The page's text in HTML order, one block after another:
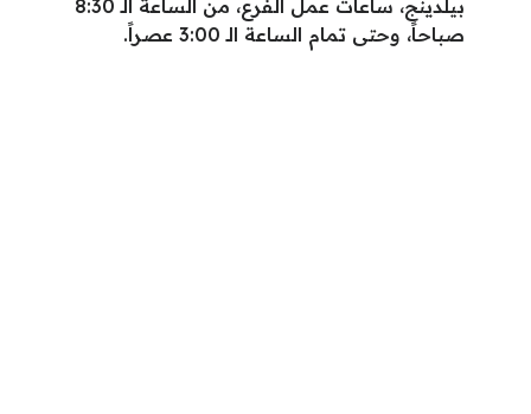
بيلدينج، ساعات عمل الفرع، من الساعة الـ 8:30
صباحاً، وحتى تمام الساعة الـ 3:00 عصراً.